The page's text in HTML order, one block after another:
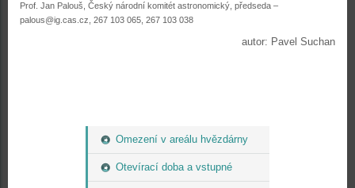
Omezení v areálu hvězdárny
Otevírací doba a vstupné
Prof. Jan Palouš, Český národní komitét astronomický, předseda –
palous@ig.cas.cz, 267 103 065, 267 103 038
autor: Pavel Suchan